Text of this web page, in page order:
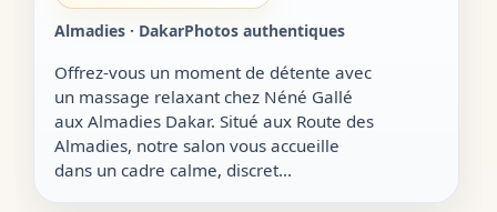
Almadies · DakarPhotos authentiques
Offrez-vous un moment de détente avec
un massage relaxant chez Néné Gallé
aux Almadies Dakar. Situé aux Route des
Almadies, notre salon vous accueille
dans un cadre calme, discret...